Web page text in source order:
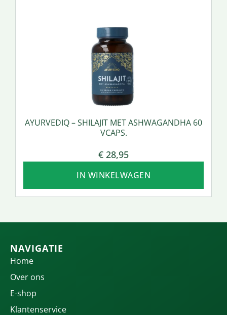
AYURVEDIQ – SHILAJIT MET ASHWAGANDHA 60
VCAPS.
€ 28,95
IN WINKELWAGEN
NAVIGATIE
Home
Over ons
E-shop
Klantenservice